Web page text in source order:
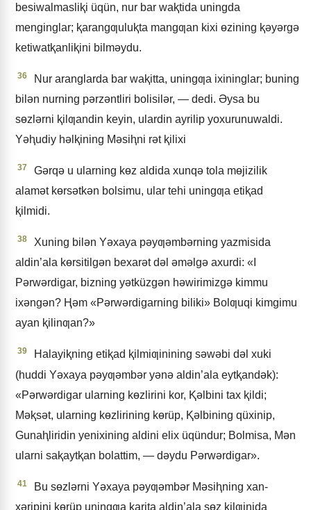
besiwalmasliⱪi üqün, nur bar waⱪtida uningda
menginglar; ⱪarangƣuluⱪta mangƣan kixi ɵzining ⱪǝyǝrgǝ
ketiwatⱪanliⱪini bilmǝydu.
36
Nur aranglarda bar waⱪitta, uningƣa ixininglar; buning
bilǝn nurning pǝrzǝntliri bolisilǝr, — dedi. Əysa bu
sɵzlǝrni ⱪilƣandin keyin, ulardin ayrilip yoxurunuwaldi.
Yǝⱨudiy hǝlⱪining Mǝsiⱨni rǝt ⱪilixi
37
Gǝrqǝ u ularning kɵz aldida xunqǝ tola mɵjizilik
alamǝt kɵrsǝtkǝn bolsimu, ular tehi uningƣa etiⱪad
ⱪilmidi.
38
Xuning bilǝn Yǝxaya pǝyƣǝmbǝrning yazmisida
aldin’ala kɵrsitilgǝn bexarǝt dǝl ǝmǝlgǝ axurdi: «I
Pǝrwǝrdigar, bizning yǝtküzgǝn hǝwirimizgǝ kimmu
ixǝngǝn? Ⱨǝm «Pǝrwǝrdigarning biliki» Bolƣuqi kimgimu
ayan ⱪilinƣan?»
39
Halayiⱪning etiⱪad ⱪilmiƣinining sǝwǝbi dǝl xuki
(huddi Yǝxaya pǝyƣǝmbǝr yǝnǝ aldin’ala eytⱪandǝk):
«Pǝrwǝrdigar ularning kɵzlirini kor, Ⱪǝlbini tax ⱪildi;
Mǝⱪsǝt, ularning kɵzlirining kɵrüp, Ⱪǝlbining qüxinip,
Gunaⱨliridin yenixining aldini elix üqündur; Bolmisa, Mǝn
ularni saⱪaytⱪan bolattim, — dǝydu Pǝrwǝrdigar».
41
Bu sɵzlǝrni Yǝxaya pǝyƣǝmbǝr Mǝsiⱨning xan-
xǝripini kɵrüp uningƣa ⱪarita aldin’ala sɵz ⱪilƣinida